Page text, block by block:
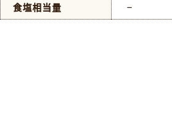
食塩相当量
−